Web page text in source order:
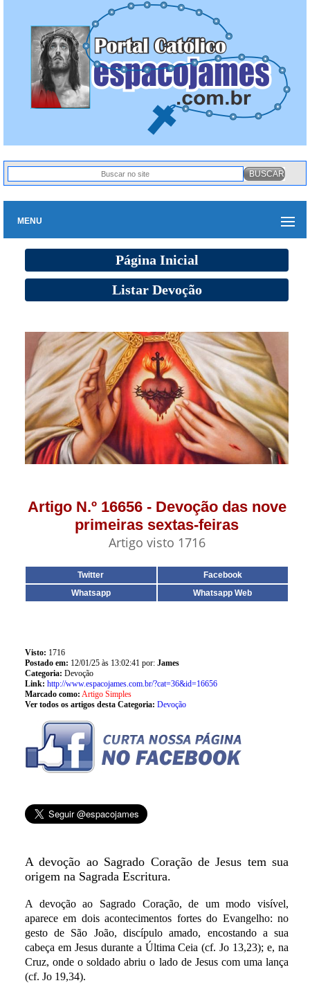
MENU
Página Inicial
Listar Devoção
Artigo N.º 16656 - Devoção das nove
primeiras sextas-feiras
Artigo visto 1716
Twitter
Facebook
Whatsapp
Whatsapp Web
Visto: 1716
Postado em: 12/01/25 às 13:02:41 por: James
Categoria: Devoção
Link: http://www.espacojames.com.br/?cat=36&id=16656
Marcado como: Artigo Simples
Ver todos os artigos desta Categoria: Devoção
A devoção ao Sagrado Coração de Jesus tem sua
origem na Sagrada Escritura.
A devoção ao Sagrado Coração, de um modo visível,
aparece em dois acontecimentos fortes do Evangelho: no
gesto de São João, discípulo amado, encostando a sua
cabeça em Jesus durante a Última Ceia (cf. Jo 13,23); e, na
Cruz, onde o soldado abriu o lado de Jesus com uma lança
(cf. Jo 19,34).